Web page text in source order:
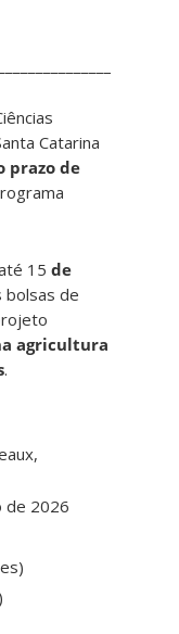
Catarina
prazo de
15 de
bolsas de
agricultura
.
de 2026